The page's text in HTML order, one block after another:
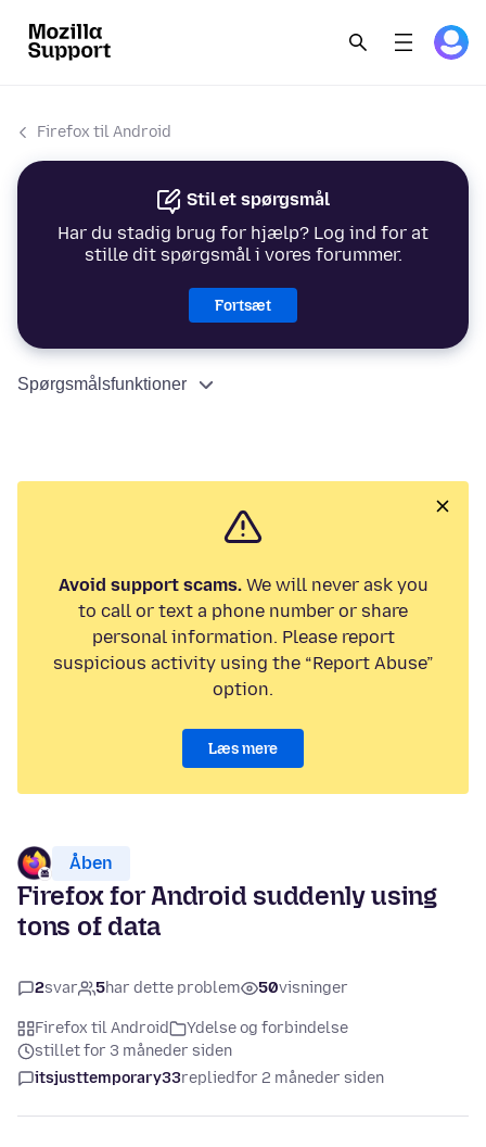
Firefox til Android
Stil et spørgsmål
Har du stadig brug for hjælp? Log ind for at
stille dit spørgsmål i vores forummer.
Fortsæt
Spørgsmålsfunktioner
Avoid support scams.We will never ask you
to call or text a phone number or share
personal information. Please report
suspicious activity using the “Report Abuse”
option.
Læs mere
Åben
Firefox for Android suddenly using
tons of data
2svar 5har dette problem 50visninger
Firefox til Android
Ydelse og forbindelse
stillet for 3 måneder siden
itsjusttemporary33repliedfor 2 måneder siden